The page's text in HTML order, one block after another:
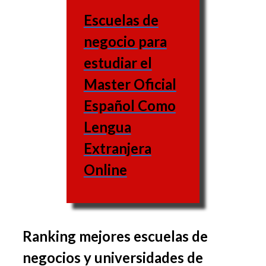
Escuelas de
negocio para
estudiar el
Master Oficial
Español Como
Lengua
Extranjera
Online
El grupo de asignaturas
Ranking mejores escuelas de
negocios y universidades de